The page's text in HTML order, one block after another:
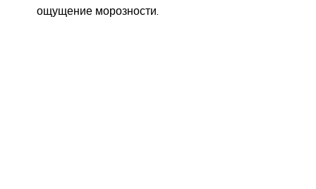
ощущение морозности.